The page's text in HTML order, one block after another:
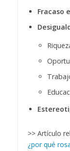
Fracaso
>> Artículo
¿por qué